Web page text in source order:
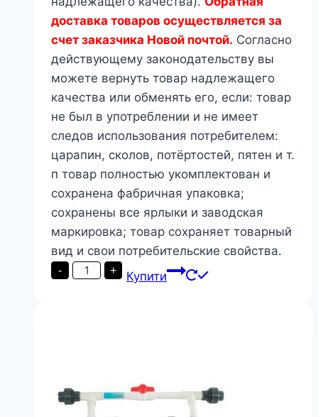
доставка товаров осуществляется за
счет заказчика Новой почтой. Согласно
действующему законодательству вы
можете вернуть товар надлежащего
качества или обменять его, если: товар
не был в употреблении и не имеет
следов использования потребителем:
царапин, сколов, потёртостей, пятен и т.
п товар полностью укомплектован и
сохранена фабричная упаковка;
сохранены все ярлыки и заводская
маркировка; товар сохраняет товарный
вид и свои потребительские свойства.
-
Інжекторний
вузол
+ Купити